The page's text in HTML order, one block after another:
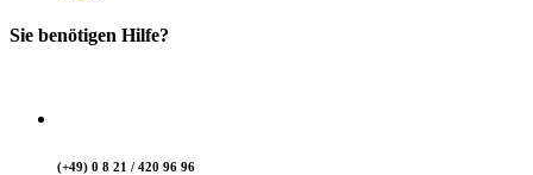
Sie benötigen Hilfe?
(+49) 0 8 21 / 420 96 96